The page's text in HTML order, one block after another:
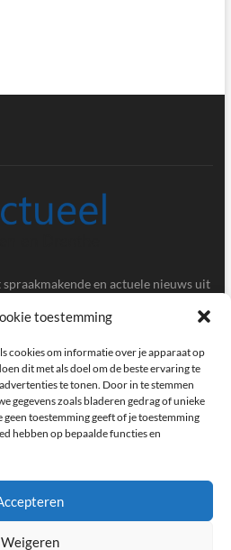
toestemming
cookies om informatie over je apparaat op
dit met als doel om de beste ervaring te
te tonen. Door in te stemmen
gegevens zoals bladeren gedrag of unieke
geen toestemming geeft of je toestemming
hebben op bepaalde functies en
Weigeren
en actuele nieuws uit